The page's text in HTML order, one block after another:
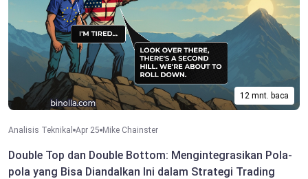
12 mnt. baca
Analisis Teknikal Apr 25 Mike Chainster
Double Top dan Double Bottom: Mengintegrasikan Pola-
pola yang Bisa Diandalkan Ini dalam Strategi Trading